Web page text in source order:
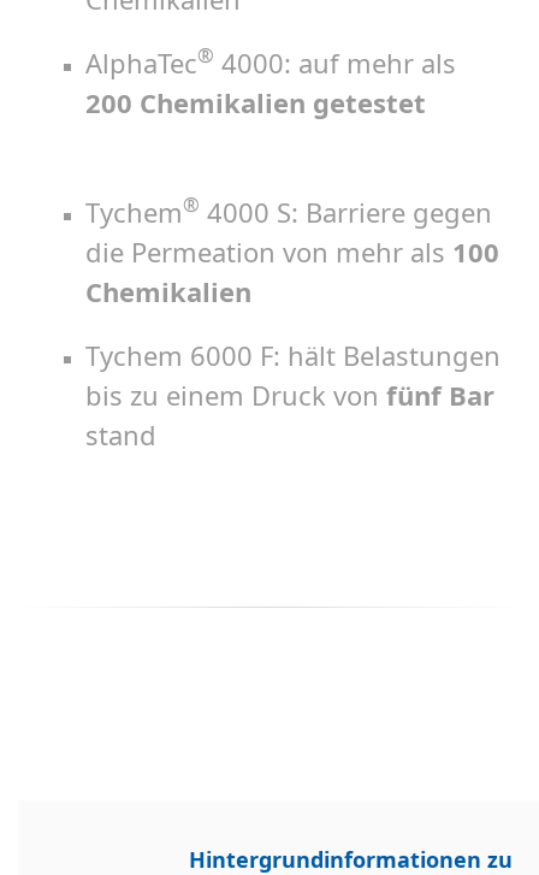
AlphaTec® 4000: auf mehr als
200 Chemikalien getestet
Tychem® 4000 S: Barriere gegen
die Permeation von mehr als 100
Chemikalien
Tychem 6000 F: hält Belastungen
bis zu einem Druck von fünf Bar
stand
Hintergrundinformationen zu